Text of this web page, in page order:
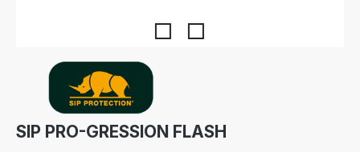
SIP PRO-GRESSION FLASH